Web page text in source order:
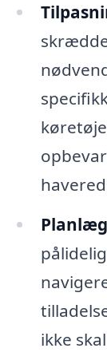
ikke